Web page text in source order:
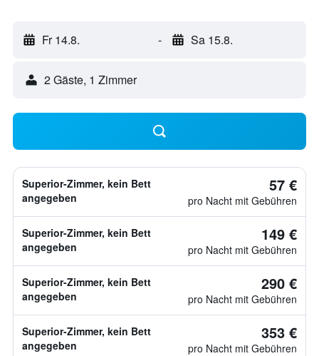
Fr 14.8. - Sa 15.8.
2 Gäste, 1 Zimmer
Superior-Zimmer, kein Bett
angegeben
57 €
pro Nacht mit Gebühren
Superior-Zimmer, kein Bett
angegeben
149 €
pro Nacht mit Gebühren
Superior-Zimmer, kein Bett
angegeben
290 €
pro Nacht mit Gebühren
Superior-Zimmer, kein Bett
angegeben
353 €
pro Nacht mit Gebühren